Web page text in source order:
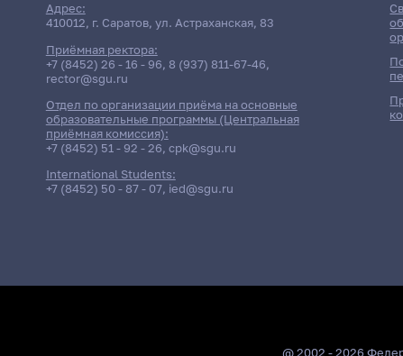
Адрес:
410012, г. Саратов, ул. Астраханская, 83
Приёмная ректора:
+7 (8452) 26 - 16 - 96, 8 (937) 811-67-46,
rector@sgu.ru
Отдел по организации приёма на основные
образовательные программы (Центральная
приёмная комиссия):
+7 (8452) 51 - 92 - 26, cpk@sgu.ru
International Students:
+7 (8452) 50 - 87 - 07, ied@sgu.ru
@ 2002 - 2026